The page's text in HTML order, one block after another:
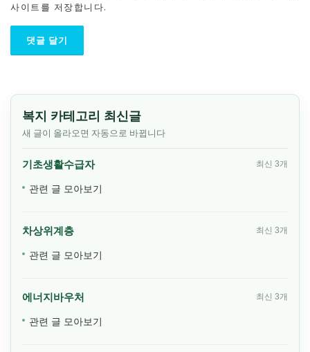
사이트를 저장합니다.
복지 카테고리 최신글
새 글이 올라오면 자동으로 바뀝니다
기초생활수급자 최신 3개
관련 글 모아보기
차상위계층 최신 3개
관련 글 모아보기
에너지바우처 최신 3개
관련 글 모아보기